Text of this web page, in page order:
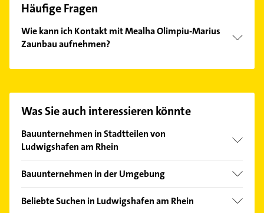
Häufige Fragen
Wie kann ich Kontakt mit Mealha Olimpiu-Marius
Zaunbau aufnehmen?
Hier finden Sie alleKontaktdaten
Was Sie auch interessieren könnte
Bauunternehmen in Stadtteilen von
Ludwigshafen am Rhein
Edigheim
Maudach
Bauunternehmen in der Umgebung
Frankenthal (Pfalz)
Beliebte Suchen in Ludwigshafen am Rhein